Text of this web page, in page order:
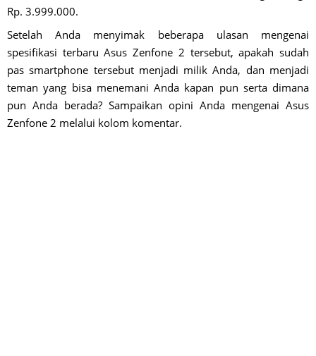
Rp. 3.999.000.
Setelah Anda menyimak beberapa ulasan mengenai
spesifikasi terbaru Asus Zenfone 2 tersebut, apakah sudah
pas smartphone tersebut menjadi milik Anda, dan menjadi
teman yang bisa menemani Anda kapan pun serta dimana
pun Anda berada? Sampaikan opini Anda mengenai Asus
Zenfone 2 melalui kolom komentar.